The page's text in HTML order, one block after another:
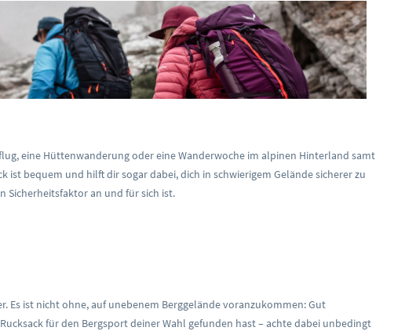
eine Hüttenwanderung oder eine Wanderwoche im alpinen Hinterland samt
ist bequem und hilft dir sogar dabei, dich in schwierigem Gelände sicherer zu
Sicherheitsfaktor an und für sich ist.
ist nicht ohne, auf unebenem Berggelände voranzukommen: Gut
für den Bergsport deiner Wahl gefunden hast – achte dabei unbedingt